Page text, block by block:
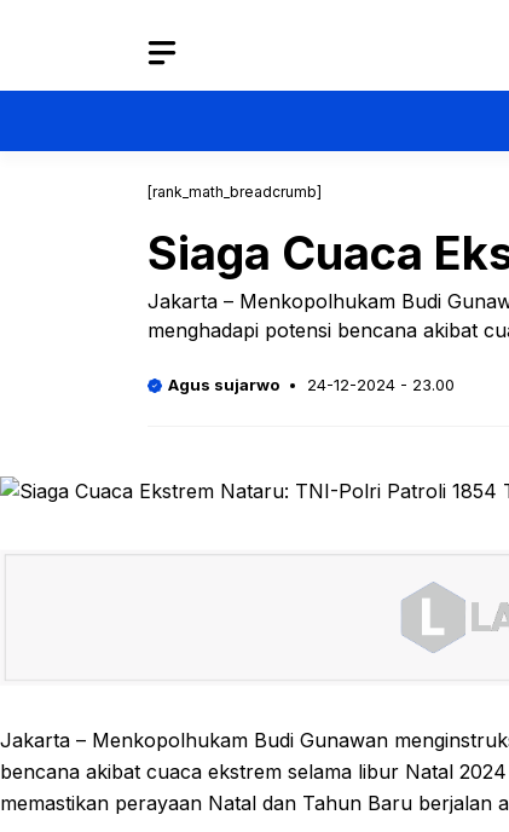
[rank_math_breadcrumb]
Siaga Cuaca
Jakarta – Menkopolhukam Budi
menghadapi potensi bencana akibat
Agus sujarwo 24-12-2024 - 23.00
Jakarta – Menkopolhukam Budi Gunawan
bencana akibat cuaca ekstrem selama libur Natal
memastikan perayaan Natal dan Tahun Baru berjalan